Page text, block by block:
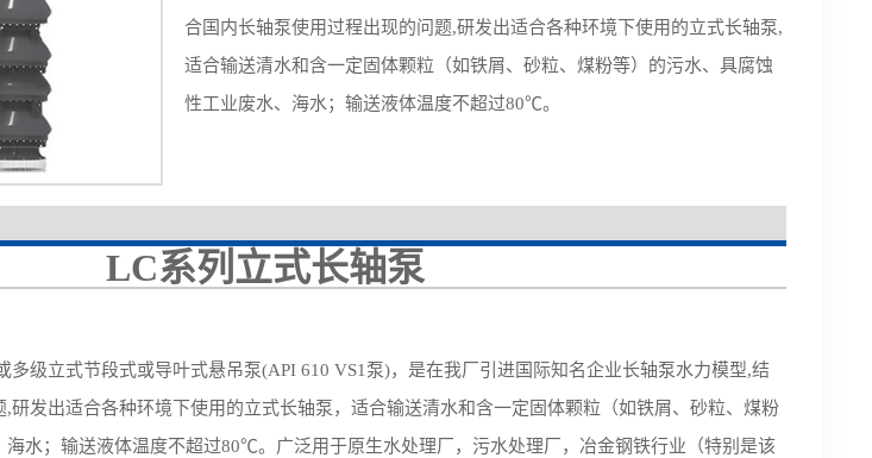
合国内长轴泵使用过程出现的问题,研发出适合各种环境下使用的立式长轴泵,
适合输送清水和含一定固体颗粒（如铁屑、砂粒、煤粉等）的污水、具腐蚀
性工业废水、海水；输送液体温度不超过80℃。
LC系列立式长轴泵
多级立式节段式或导叶式悬吊泵(API 610 VS1泵)， 是在我厂引进国际知名企业长轴泵水力模型,结
研发出适合各种环境下使用的立式长轴泵，适合输送清水和含一定固体颗粒（如铁屑、砂粒、煤粉
水；输送液体温度不超过80℃。广泛用于原生水处理厂，污水处理厂，冶金钢铁行业（特别是该